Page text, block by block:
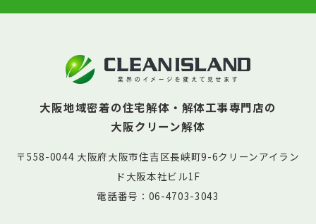
大阪地域密着の住宅解体・解体工事専門店の
大阪クリーン解体
〒558-0044 大阪府大阪市住吉区長峡町9-6クリーンアイラン
ド大阪本社ビル1F
電話番号：06-4703-3043